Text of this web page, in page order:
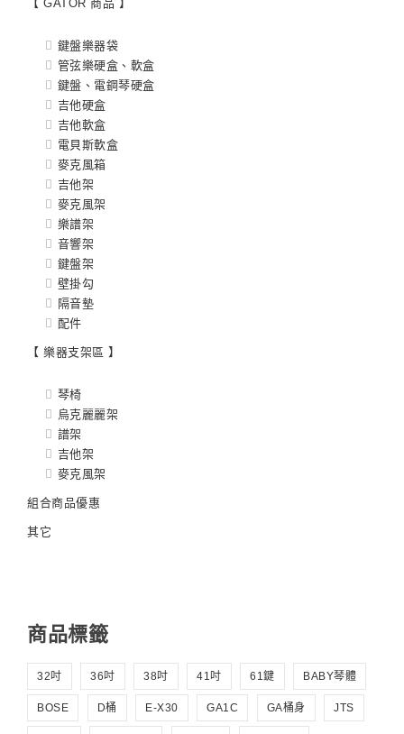
【 GATOR 商品 】
鍵盤樂器袋
管弦樂硬盒、軟盒
鍵盤、電鋼琴硬盒
吉他硬盒
吉他軟盒
電貝斯軟盒
麥克風箱
吉他架
麥克風架
樂譜架
音響架
鍵盤架
壁掛勾
隔音墊
配件
【 樂器支架區 】
琴椅
烏克麗麗架
譜架
吉他架
麥克風架
組合商品優惠
其它
商品標籤
32吋 36吋 38吋 41吋 61鍵 BABY琴體
BOSE D桶 E-X30 GA1C GA桶身 JTS